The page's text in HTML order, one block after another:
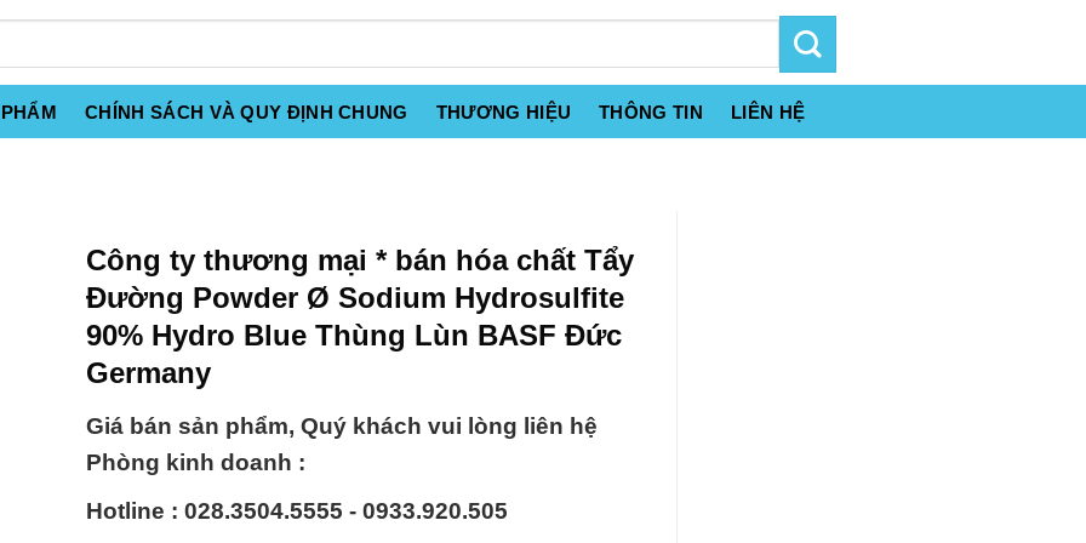
CHÍNH SÁCH VÀ QUY ĐỊNH CHUNG THƯƠNG HIỆU THÔNG TIN LIÊN HỆ
Công ty thương mại * bán hóa chất Tẩy
Đường Powder Ø Sodium Hydrosulfite
90% Hydro Blue Thùng Lùn BASF Đức
Germany
Giá bán sản phẩm, Quý khách vui lòng liên hệ
Phòng kinh doanh :
Hotline : 028.3504.5555 - 0933.920.505